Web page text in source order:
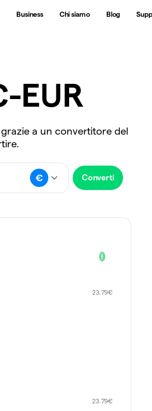
Business Chi siamo Blog
EUR
a un convertitore del
Converti
23.79€
23.79€